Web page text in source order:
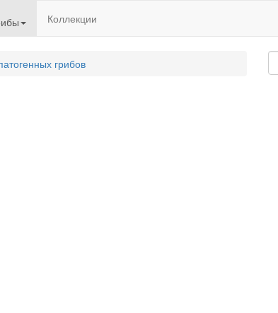
Коллекции
грибов